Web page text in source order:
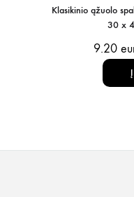
Klasikinio ąžuolo
30 x
9.20